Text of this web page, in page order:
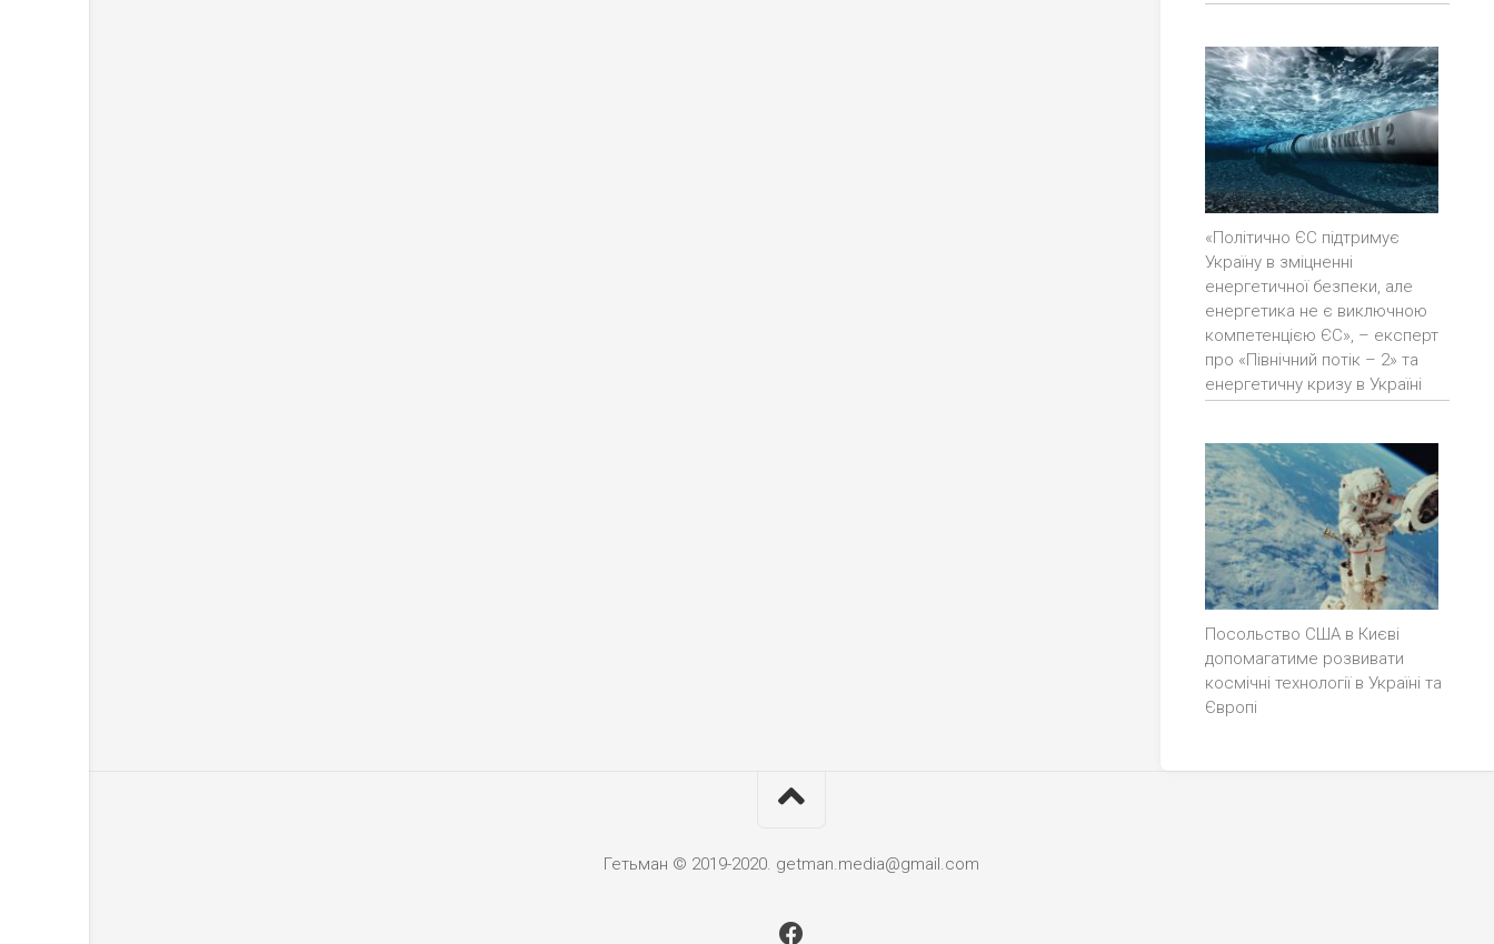
«Політично ЄС підтримує
Україну в зміцненні
енергетичної безпеки, але
енергетика не є виключною
компетенцією ЄС», – експерт
про «Північний потік – 2» та
енергетичну кризу в Україні
Посольство США в Києві
допомагатиме розвивати
космічні технології в Україні та
Європі
Гетьман © 2019-2020. getman.media@gmail.com